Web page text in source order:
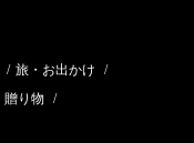
/ 旅・お出かけ /
贈り物 /